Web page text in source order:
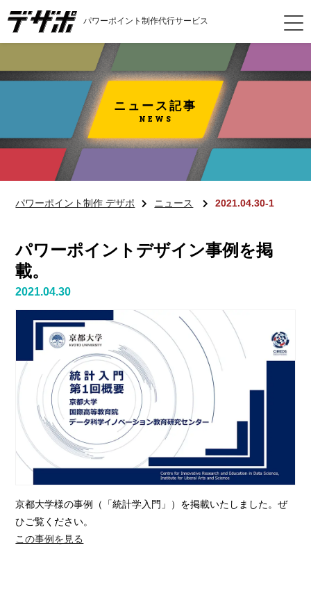
パワーポイント制作代行サービス
ニュース記事
NEWS
パワーポイント制作 デザポ ニュース 2021.04.30-1
パワーポイントデザイン事例を掲
載。
2021.04.30
京都大学様の事例（「統計学入門」）を掲載いたしました。ぜ
ひご覧ください。
この事例を見る